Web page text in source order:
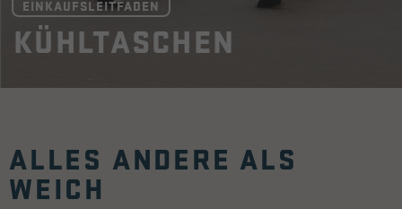
EINKAUFSLEITFADEN
KÜHLTASCHEN
ALLES ANDERE ALS
WEICH